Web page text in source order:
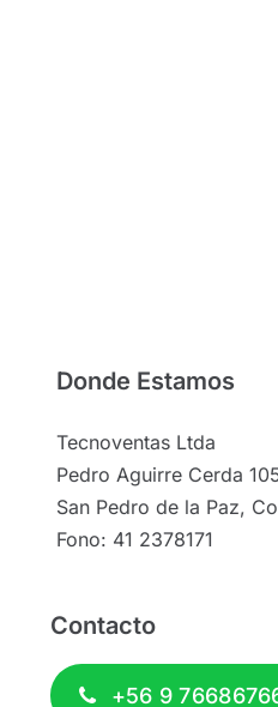
Donde Estamos
Tecnoventas Ltda
Pedro Aguirre Cerda
San Pedro de la Paz,
Fono: 41 2378171
Contacto
+56 9